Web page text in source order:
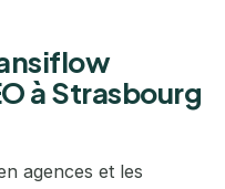
à Strasbourg
agences et les